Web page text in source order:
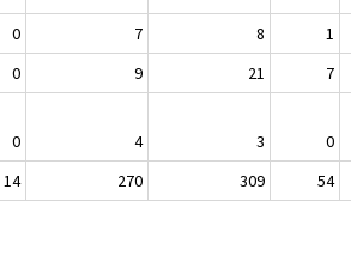
0 7 8 1
0 9 21 7
0 4 3 0
14 270 309 54